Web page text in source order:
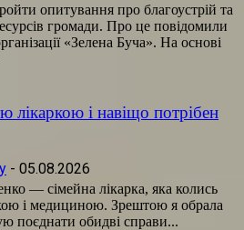
опитування про благоустрій та
громади. Про це повідомили
«Зелена Буча». На основі
лікаркою і навіщо потрібен
- 05.08.2026
— сімейна лікарка, яка колись
і медициною. Зрештою я обрала
поєднати обидві справи...